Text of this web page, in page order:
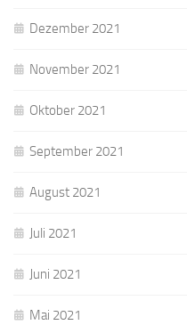
Dezember 2021
November 2021
Oktober 2021
September 2021
August 2021
Juli 2021
Juni 2021
Mai 2021